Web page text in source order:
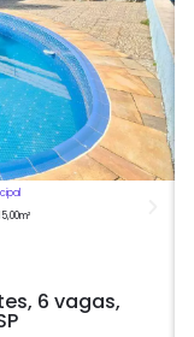
m²
6 vagas,